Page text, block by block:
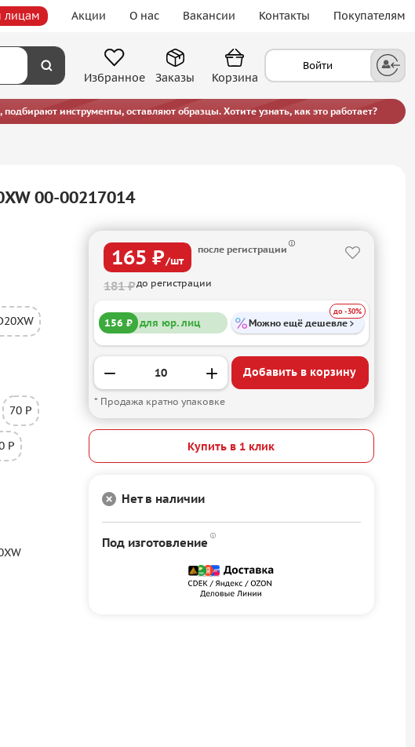
лицам Акции О нас Вакансии Контакты Покупателям
Избранное
Войти
Заказы Корзина
инструменты, оставляют образцы. Хотите узнать, как это работает?
00-00217014
70 P
P
165 ₽/шт
после регистрации
181 ₽до регистрации
156 ₽ для юр. лиц Можно ещё дешевле
до -30%
Добавить в корзину
* Продажа кратно упаковке
Купить в 1 клик
Нет в наличии
Под изготовление